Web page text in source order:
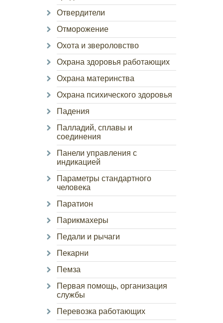
Отвердители
Отморожение
Охота и звероловство
Охрана здоровья работающих
Охрана материнства
Охрана психического здоровья
Падения
Палладий, сплавы и
соединения
Панели управления с
индикацией
Параметры стандартного
человека
Паратион
Парикмахеры
Педали и рычаги
Пекарни
Пемза
Первая помощь, организация
службы
Перевозка работающих